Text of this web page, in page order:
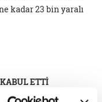
kadar 23 bin yaralı
ETTİ